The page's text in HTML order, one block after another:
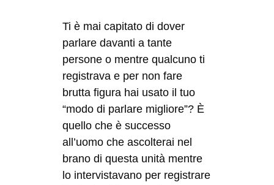
Ti è mai capitato di dover
parlare davanti a tante
persone o mentre qualcuno ti
registrava e per non fare
brutta figura hai usato il tuo
“modo di parlare migliore”? È
quello che è successo
all’uomo che ascolterai nel
brano di questa unità mentre
lo intervistavano per registrare